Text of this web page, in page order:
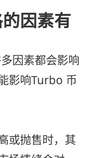
因素有
因素都会影响
影响Turbo 币
或抛售时，其